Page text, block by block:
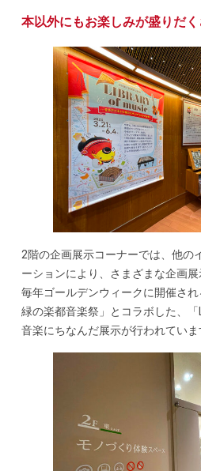
本以外にもお楽しみが盛りだ
2階の企画展示コーナーでは、他の
ーションにより、さまざまな企画
毎年ゴールデンウィークに開催さ
緑の楽都音楽祭」とコラボした、「
音楽にちなんだ展示が行われていま